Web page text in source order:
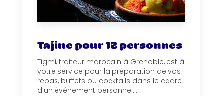
Tajine pour 12 personnes
Tigmi, traiteur marocain à Grenoble, est à
votre service pour la préparation de vos
repas, buffets ou cocktails dans le cadre
d’un événement personnel...